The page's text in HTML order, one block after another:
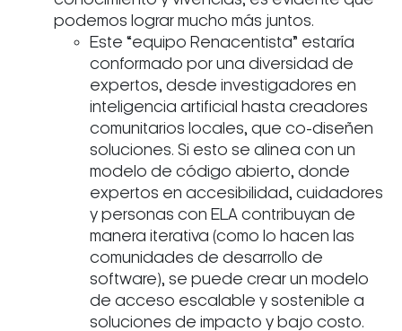
podemos lograr mucho más juntos.
Este “equipo Renacentista” estaría
conformado por una diversidad de
expertos, desde investigadores en
inteligencia artificial hasta creadores
comunitarios locales, que co-diseñen
soluciones. Si esto se alinea con un
modelo de código abierto, donde
expertos en accesibilidad, cuidadores
y personas con ELA contribuyan de
manera iterativa (como lo hacen las
comunidades de desarrollo de
software), se puede crear un modelo
de acceso escalable y sostenible a
soluciones de impacto y bajo costo.